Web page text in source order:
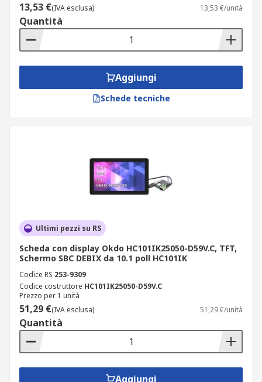
13,53 €(IVA esclusa) 13,53 €/unità
Quantità
Aggiungi
Schede tecniche
Ultimi pezzi su RS
Scheda con display Okdo HC101IK25050-D59V.C, TFT,
Schermo SBC DEBIX da 10.1 poll HC101IK
Codice RS 253-9309
Codice costruttore HC101IK25050-D59V.C
Prezzo per 1 unità
51,29 €(IVA esclusa) 51,29 €/unità
Quantità
Aggiungi